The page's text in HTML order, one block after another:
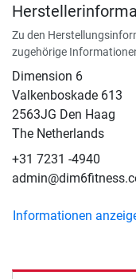
Zu den
zugehörige
Dimension 6
Valkenboskade 613
2563JG Den Haag
The Netherlands
+31 7231 -4940
Informationen